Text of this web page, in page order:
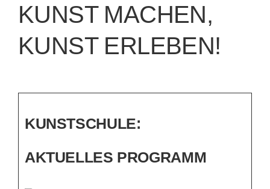
KUNST MACHEN,
KUNST ERLEBEN!
KUNSTSCHULE:
AKTUELLES PROGRAMM